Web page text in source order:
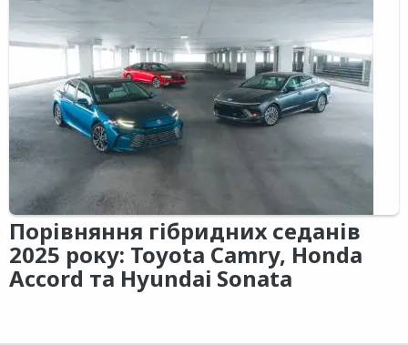
Порівняння гібридних седанів
2025 року: Toyota Camry, Honda
Accord та Hyundai Sonata